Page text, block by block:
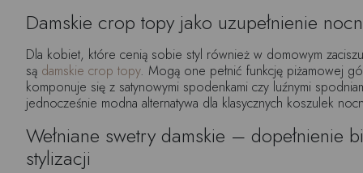
Damskie crop topy jako uzupełnienie
Dla kobiet, które cenią sobie styl również w domowym
są damskie crop topy. Mogą one pełnić funkcję piżamowej
komponuje się z satynowymi spodenkami czy luźnymi
jednocześnie modna alternatywa dla klasycznych koszulek
Wełniane swetry damskie – dopełnienie
stylizacji